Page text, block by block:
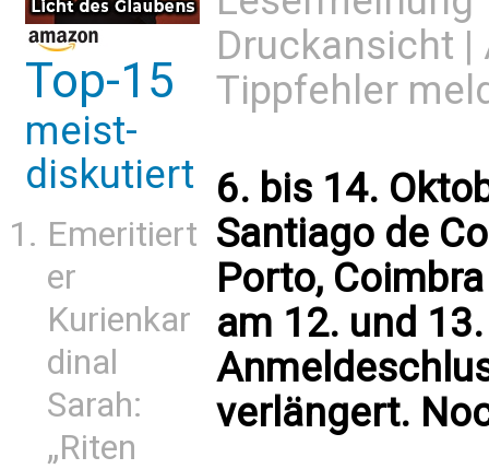
Top-15
meist-
diskutiert
Emeritiert
er
Kurienkar
dinal
Sarah:
„Riten
Druckansicht |
Tippfehler
6. bis 14.
Santiago de
Porto,
am 12. und
verlängert.